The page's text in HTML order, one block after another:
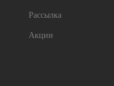
Рассылка
Акции